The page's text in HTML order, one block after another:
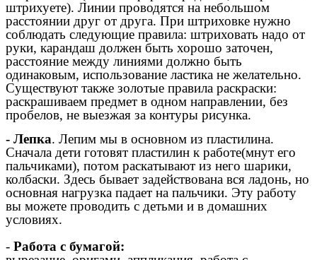
штрихуете). Линии проводятся на небольшом
расстоянии друг от друга. При штриховке нужно
соблюдать следующие правила: штриховать надо от
руки, карандаш должен быть хорошо заточен,
расстояние между линиями должно быть
одинаковым, использование ластика не желательно.
Существуют также золотые правила раскраски:
раскрашиваем предмет в одном направлении, без
пробелов, не выезжая за контуры рисунка.
- Лепка. Лепим мы в основном из пластилина.
Сначала дети готовят пластилин к работе(мнут его
пальчиками), потом раскатывают из него шарики,
колбаски. Здесь бывает задействована вся ладонь, но
основная нагрузка падает на пальчики. Эту работу
вы можете проводить с детьми и в домашних
условиях.
- Работа с бумагой: